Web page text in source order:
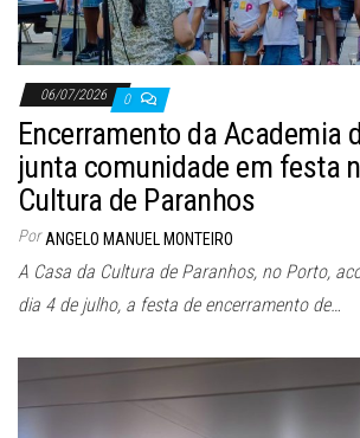
06/07/2026 0
Encerramento da Academia
junta comunidade em festa
Cultura de Paranhos
Por ANGELO MANUEL MONTEIRO
A Casa da Cultura de Paranhos, no Porto,
dia 4 de julho, a festa de encerramento de…